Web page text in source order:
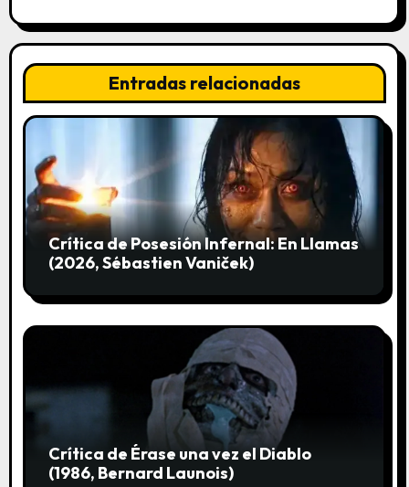
d
e
e
n
t
r
d
s
Entradas relacionadas
Crítica de Posesión Infernal: En Llamas
(2026, Sébastien Vaniček)
Crítica de Érase una vez el Diablo
(1986, Bernard Launois)